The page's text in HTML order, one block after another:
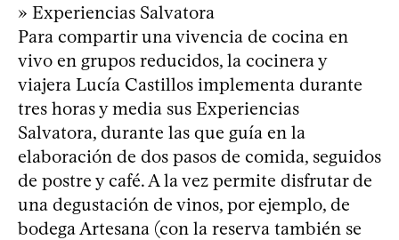
» Experiencias Salvatora
Para compartir una vivencia de cocina en
vivo en grupos reducidos, la cocinera y
viajera Lucía Castillos implementa durante
tres horas y media sus Experiencias
Salvatora, durante las que guía en la
elaboración de dos pasos de comida, seguidos
de postre y café. A la vez permite disfrutar de
una degustación de vinos, por ejemplo, de
bodega Artesana (con la reserva también se